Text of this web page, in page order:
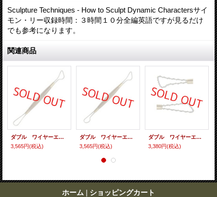
Sculpture Techniques - How to Sculpt Dynamic Charactersサイ
モン・リー収録時間：３時間１０分全編英語ですが見るだけ
でも参考になります。
関連商品
ダブル ワイヤーエンド ツール ２１１
3,565円(税込)
ダブル ワイヤーエンド ツール ２１０
3,565円(税込)
ダブル ワイヤーエンド ツール ２０７
3,380円(税込)
ホーム | ショッピングカート